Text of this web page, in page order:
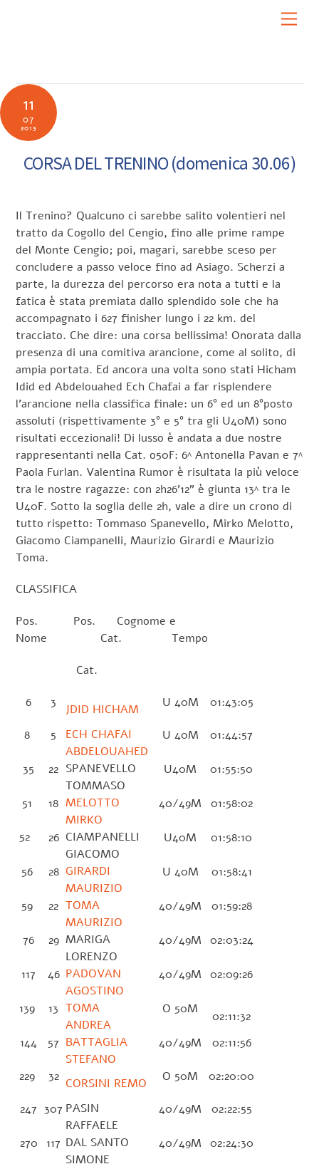
11
07
2013
CORSA DEL TRENINO (domenica 30.06)
Il Trenino? Qualcuno ci sarebbe salito volentieri nel
tratto da Cogollo del Cengio, fino alle prime rampe
del Monte Cengio; poi, magari, sarebbe sceso per
concludere a passo veloce fino ad Asiago. Scherzi a
parte, la durezza del percorso era nota a tutti e la
fatica è stata premiata dallo splendido sole che ha
accompagnato i 627 finisher lungo i 22 km. del
tracciato. Che dire: una corsa bellissima! Onorata dalla
presenza di una comitiva arancione, come al solito, di
ampia portata. Ed ancora una volta sono stati Hicham
Idid ed Abdelouahed Ech Chafai a far risplendere
l’arancione nella classifica finale: un 6° ed un 8°posto
assoluti (rispettivamente 3° e 5° tra gli U40M) sono
risultati eccezionali! Di lusso è andata a due nostre
rappresentanti nella Cat. o50F: 6^ Antonella Pavan e 7^
Paola Furlan. Valentina Rumor è risultata la più veloce
tra le nostre ragazze: con 2h26’12” è giunta 13^ tra le
U40F. Sotto la soglia delle 2h, vale a dire un crono di
tutto rispetto: Tommaso Spanevello, Mirko Melotto,
Giacomo Ciampanelli, Maurizio Girardi e Maurizio
Toma.
CLASSIFICA
Pos. Pos. Cognome e
Nome Cat. Tempo
Cat.
6 3 JDID HICHAM U 40M 01:43:05
8 5
ECH CHAFAI
ABDELOUAHED
U 40M 01:44:57
35 22 SPANEVELLO
TOMMASO
U40M 01:55:50
51 18 MELOTTO
MIRKO
40/49M 01:58:02
52 26 CIAMPANELLI
GIACOMO
U40M 01:58:10
56 28 GIRARDI
MAURIZIO
U 40M 01:58:41
59 22 TOMA
MAURIZIO
40/49M 01:59:28
76 29 MARIGA
LORENZO
40/49M 02:03:24
117 46 PADOVAN
AGOSTINO
40/49M 02:09:26
139 13 TOMA
ANDREA
O 50M
02:11:32
144
57 BATTAGLIA
STEFANO
40/49M 02:11:56
229 32 CORSINI REMO O 50M 02:20:00
247 307 PASIN
RAFFAELE
40/49M 02:22:55
270 117 DAL SANTO
SIMONE
40/49M 02:24:30